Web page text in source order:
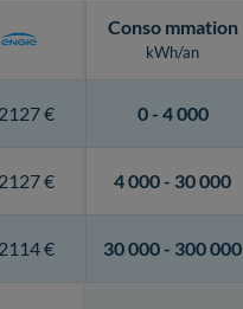
€
€
€
Conso mmation
kWh/an
0 - 4 000
4 000 - 30 000
30 000 - 300 000